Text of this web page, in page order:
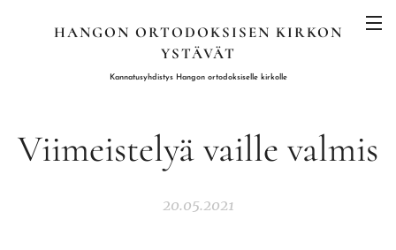
HANGON ORTODOKSISEN KIRKON
YSTÄVÄT
Kannatusyhdistys Hangon ortodoksiselle kirkolle
Viimeistelyä vaille valmis
20.05.2021